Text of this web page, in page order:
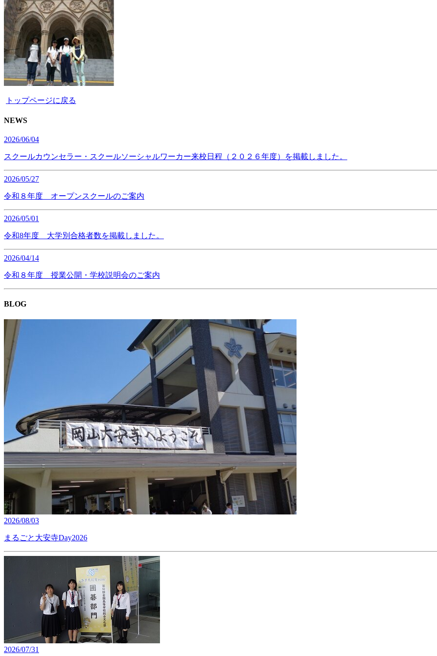
トップページに戻る
NEWS
2026/06/04
スクールカウンセラー・スクールソーシャルワーカー来校日程（２０２６年度）を掲載しました。
2026/05/27
令和８年度 オープンスクールのご案内
2026/05/01
令和8年度 大学別合格者数を掲載しました。
2026/04/14
令和８年度 授業公開・学校説明会のご案内
BLOG
2026/08/03
まるごと大安寺Day2026
2026/07/31